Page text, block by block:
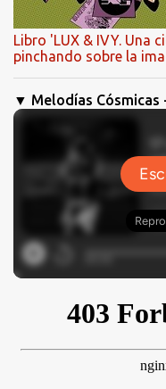
Libro 'LUX & IVY. Una
pinchando sobre la
▼ Melodías Cósmicas